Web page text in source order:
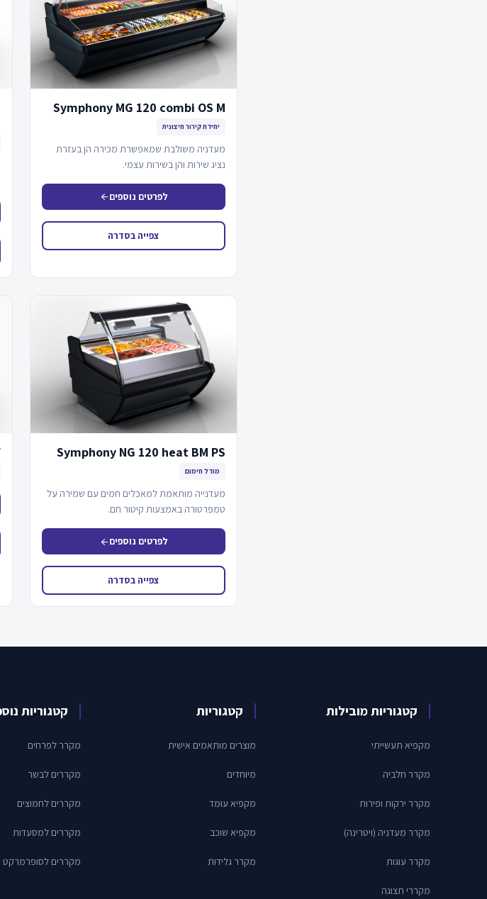
Symphony MG 120 combi OS M
יחידת קירור חיצונית
מעדניה משולבת שמאפשרת מכירה הן בעזרת
נציג שירות והן בשירות עצמי.
לפרטים נוספיםarrow_back
צפייה בסדרה
Symphony NG 120 heat BM PS
מודל חימום
מעדנייה מותאמת למאכלים חמים עם שמירה על
טמפרטורה באמצעות קיטור חם.
לפרטים נוספיםarrow_back
צפייה בסדרה
קטגוריות מובילות
מקפיא תעשייתי
מקרר חלביה
מקרר ירקות ופירות
מקרר מעדניה (ויטרינה)
מקרר עוגות
מקררי תצוגה
קטגוריות
מוצרים מותאמים אישית
מיוחדים
מקפיא עומד
מקפיא שוכב
מקרר גלידות
קטגוריות
מקרר לפרחים
מקררים לבשר
מקררים לחמוצים
מקררים למסעדות
מקררים לסופרמרקט